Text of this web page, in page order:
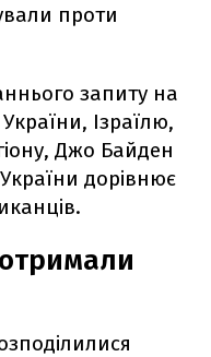
проти
запиту на
Ізраїлю,
Джо Байден
дорівнює
отримали